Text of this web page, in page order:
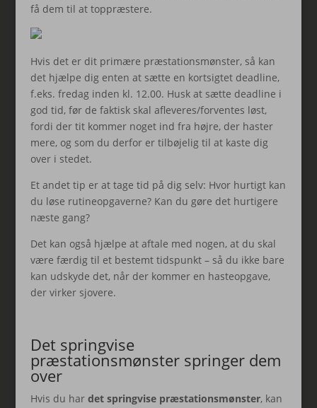
få dem til at toppræstere.
Hvis det er dit primære præstationsmønster, så kan
det hjælpe dig enten at sætte en kortsigtet deadline,
f.eks. fredag inden kl. 12.00. Husk at sætte deadline i
god tid, før de faktisk skal afleveres/forventes løst,
fordi der tit kommer noget ind fra højre, der haster
mere, og som du derfor er tilbøjelig til at kaste dig
over i stedet.
Et andet tip er at tage tid på dig selv: Hvor hurtigt kan
du løse rutineopgaverne? Kan du gøre det hurtigere
næste gang?
Det kan også hjælpe at aftale med nogen, at du skal
være færdig til et bestemt tidspunkt – så du ikke bare
kan udskyde det, når der kommer en hasteopgave,
der virker sjovere.
Det springvise
præstationsmønster springer dem
over
Hvis du har det springvise præstationsmønster, kan